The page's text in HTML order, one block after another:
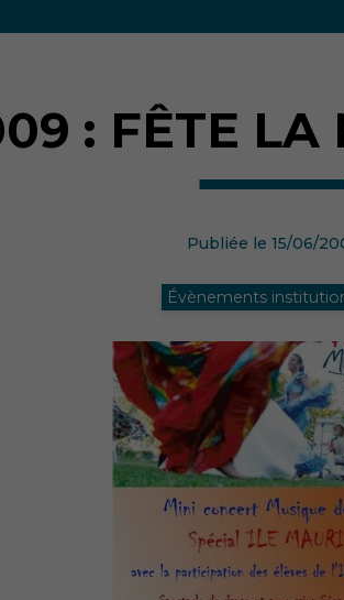
: FÊTE LA
Publiée le 15/06/
Évènements